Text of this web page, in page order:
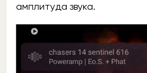
амплитуда звука.